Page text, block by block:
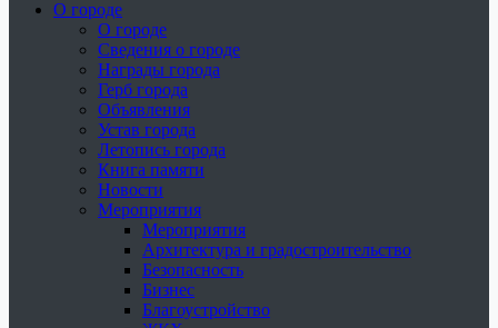
О городе
О городе
Сведения о городе
Награды города
Герб города
Объявления
Устав города
Летопись города
Книга памяти
Новости
Мероприятия
Мероприятия
Архитектура и градостроительство
Безопасность
Бизнес
Благоустройство